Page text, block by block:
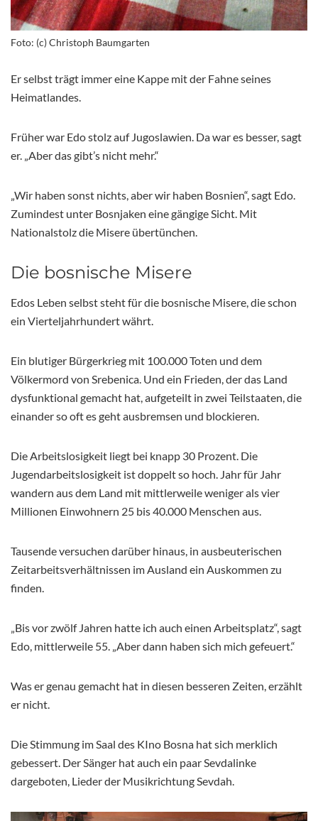
Foto: (c) Christoph Baumgarten
Er selbst trägt immer eine Kappe mit der Fahne seines
Heimatlandes.
Früher war Edo stolz auf Jugoslawien. Da war es besser, sagt
er. „Aber das gibt’s nicht mehr.“
„Wir haben sonst nichts, aber wir haben Bosnien“, sagt Edo.
Zumindest unter Bosnjaken eine gängige Sicht. Mit
Nationalstolz die Misere übertünchen.
Die bosnische Misere
Edos Leben selbst steht für die bosnische Misere, die schon
ein Vierteljahrhundert währt.
Ein blutiger Bürgerkrieg mit 100.000 Toten und dem
Völkermord von Srebenica. Und ein Frieden, der das Land
dysfunktional gemacht hat, aufgeteilt in zwei Teilstaaten, die
einander so oft es geht ausbremsen und blockieren.
Die Arbeitslosigkeit liegt bei knapp 30 Prozent. Die
Jugendarbeitslosigkeit ist doppelt so hoch. Jahr für Jahr
wandern aus dem Land mit mittlerweile weniger als vier
Millionen Einwohnern 25 bis 40.000 Menschen aus.
Tausende versuchen darüber hinaus, in ausbeuterischen
Zeitarbeitsverhältnissen im Ausland ein Auskommen zu
finden.
„Bis vor zwölf Jahren hatte ich auch einen Arbeitsplatz“, sagt
Edo, mittlerweile 55. „Aber dann haben sich mich gefeuert.“
Was er genau gemacht hat in diesen besseren Zeiten, erzählt
er nicht.
Die Stimmung im Saal des KIno Bosna hat sich merklich
gebessert. Der Sänger hat auch ein paar Sevdalinke
dargeboten, Lieder der Musikrichtung Sevdah.